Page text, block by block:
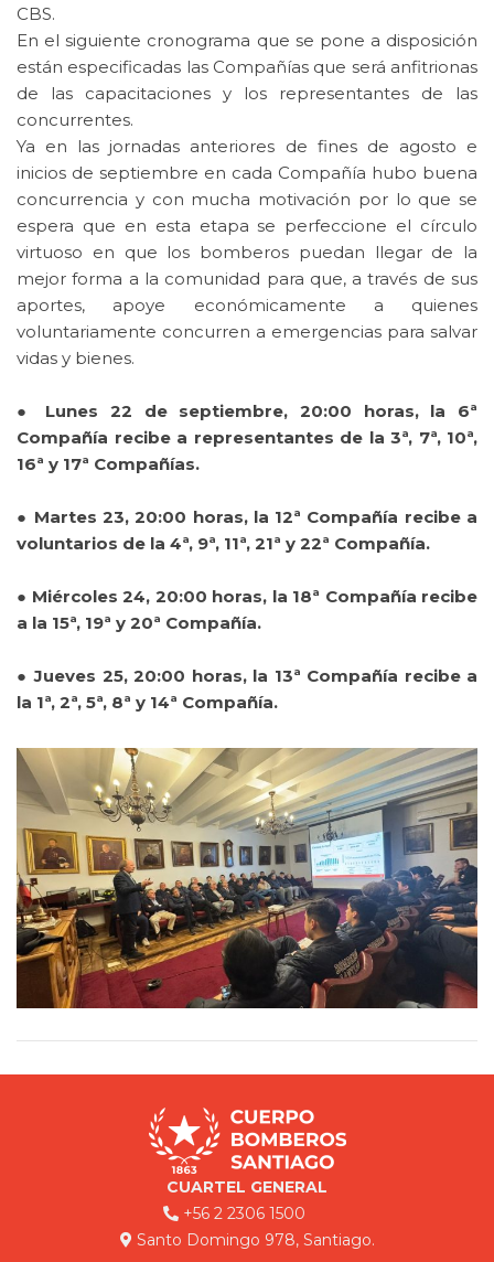
CBS.
En el siguiente cronograma que se pone a disposición
están especificadas las Compañías que será anfitrionas
de las capacitaciones y los representantes de las
concurrentes.
Ya en las jornadas anteriores de fines de agosto e
inicios de septiembre en cada Compañía hubo buena
concurrencia y con mucha motivación por lo que se
espera que en esta etapa se perfeccione el círculo
virtuoso en que los bomberos puedan llegar de la
mejor forma a la comunidad para que, a través de sus
aportes, apoye económicamente a quienes
voluntariamente concurren a emergencias para salvar
vidas y bienes.
● Lunes 22 de septiembre, 20:00 horas, la 6ª
Compañía recibe a representantes de la 3ª, 7ª, 10ª,
16ª y 17ª Compañías.
● Martes 23, 20:00 horas, la 12ª Compañía recibe a
voluntarios de la 4ª, 9ª, 11ª, 21ª y 22ª Compañía.
● Miércoles 24, 20:00 horas, la 18ª Compañía recibe
a la 15ª, 19ª y 20ª Compañía.
● Jueves 25, 20:00 horas, la 13ª Compañía recibe a
la 1ª, 2ª, 5ª, 8ª y 14ª Compañía.
CUARTEL GENERAL
+56 2 2306 1500
Santo Domingo 978, Santiago.